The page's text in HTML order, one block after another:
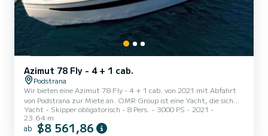
Azimut 78 Fly - 4 + 1 cab.
Podstrana
Wir bieten eine Azimut 78 Fly - 4 + 1 cab. von 2021 mit Abfahrt
von Podstrana zur Miete an. OMR Group ist eine Yacht, die sich
perfekt für alle Vermietungen eignet. Diese Yacht ist sehr
angenehm zu handhaben für eine Kreuzfahrt von einer Woche oder
mehr. Sie werden eine außergewöhnliche Kreuzfahrt auf dieser 24
Yacht Skipper obligatorisch 8 Pers. 3000 PS
2021
23.64 m
ab $8 561,86